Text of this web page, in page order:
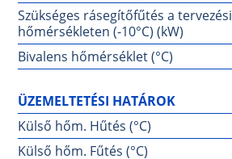
Szükséges rásegítőfűtés a tervezési
hőmérsékleten (-10°C) (kW)
Bivalens hőmérséklet (°C)
ÜZEMELTETÉSI HATÁROK
Külső hőm. Hűtés (°C)
Külső hőm. Fűtés (°C)